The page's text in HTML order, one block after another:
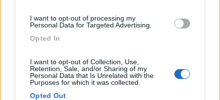
I want to opt-out of processing my
Personal Data for Targeted Advertising.
Opted In
I want to opt-out of Collection, Use,
Retention, Sale, and/or Sharing of my
Personal Data that Is Unrelated with the
Purposes for which it was collected.
Opted Out
Sandro69
Accessibilità Caratteristiche Gestione
Posizione
Prezzo
Pulizia